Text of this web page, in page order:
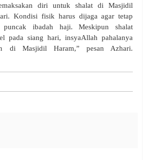
diri untuk shalat di Masjidil
Kondisi fisik harus dijaga agar tetap
puncak ibadah haji. Meskipun shalat
pada siang hari, insyaAllah pahalanya
di Masjidil Haram,” pesan Azhari.